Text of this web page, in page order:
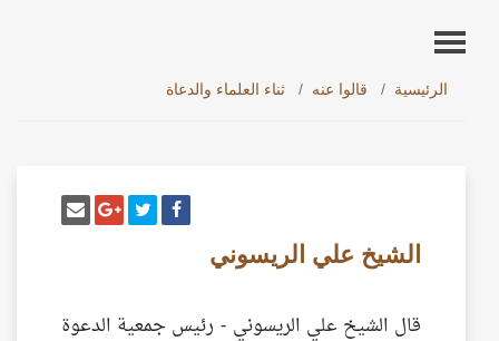
الرئيسية قالوا عنه ثناء العلماء والدعاة
شارك على فيسبوك
أنشر تغريدةشارك على
الشيخ علي الريسوني
قال الشيخ علي الريسوني - رئيس جمعية الدعوة